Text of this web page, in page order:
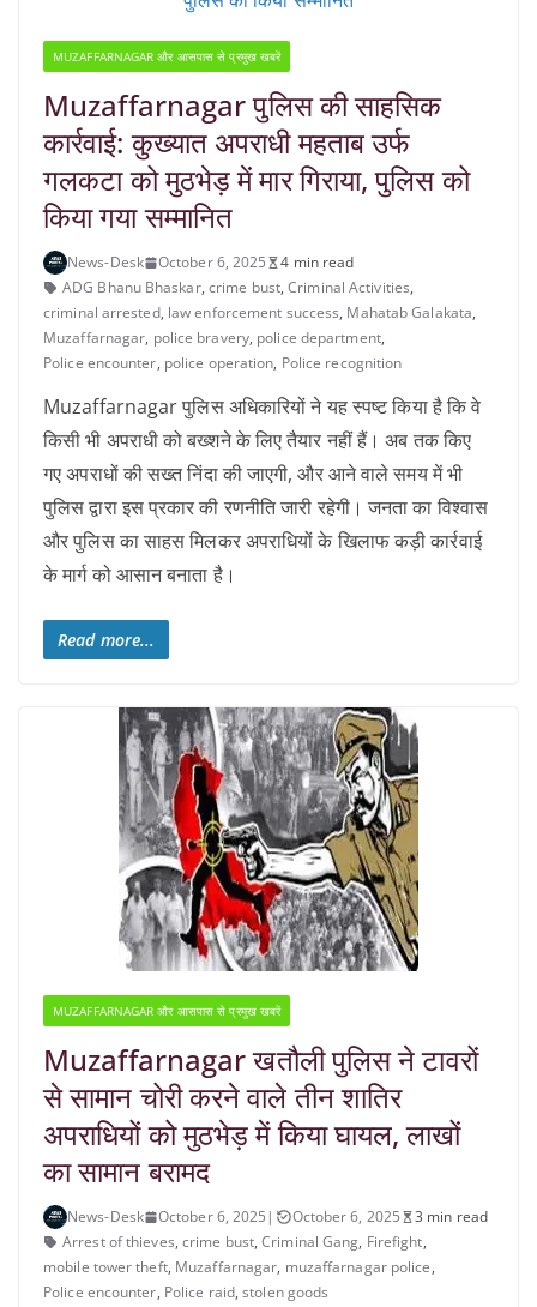
MUZAFFARNAGAR और आसपास से प्रमुख खबरें
Muzaffarnagar पुलिस की साहसिक
कार्रवाई: कुख्यात अपराधी महताब उर्फ
गलकटा को मुठभेड़ में मार गिराया, पुलिस को
किया गया सम्मानित
News-Desk October 6, 2025
4 min read
ADG Bhanu Bhaskar, crime bust,Criminal Activities,
criminal arrested, law enforcement success, Mahatab Galakata,
Muzaffarnagar, police bravery, police department,
Police encounter, police operation, Police recognition
Muzaffarnagar पुलिस अधिकारियों ने यह स्पष्ट किया है कि वे
किसी भी अपराधी को बख्शने के लिए तैयार नहीं हैं। अब तक किए
गए अपराधों की सख्त निंदा की जाएगी, और आने वाले समय में भी
पुलिस द्वारा इस प्रकार की रणनीति जारी रहेगी। जनता का विश्वास
और पुलिस का साहस मिलकर अपराधियों के खिलाफ कड़ी कार्रवाई
के मार्ग को आसान बनाता है।
Read more...
MUZAFFARNAGAR और आसपास से प्रमुख खबरें
Muzaffarnagar खतौली पुलिस ने टावरों
से सामान चोरी करने वाले तीन शातिर
अपराधियों को मुठभेड़ में किया घायल, लाखों
का सामान बरामद
News-Desk October 6, 2025 | October 6, 2025
3 min read
Arrest of thieves, crime bust,Criminal Gang, Firefight,
mobile tower theft, Muzaffarnagar, muzaffarnagar police,
Police encounter, Police raid,stolen goods